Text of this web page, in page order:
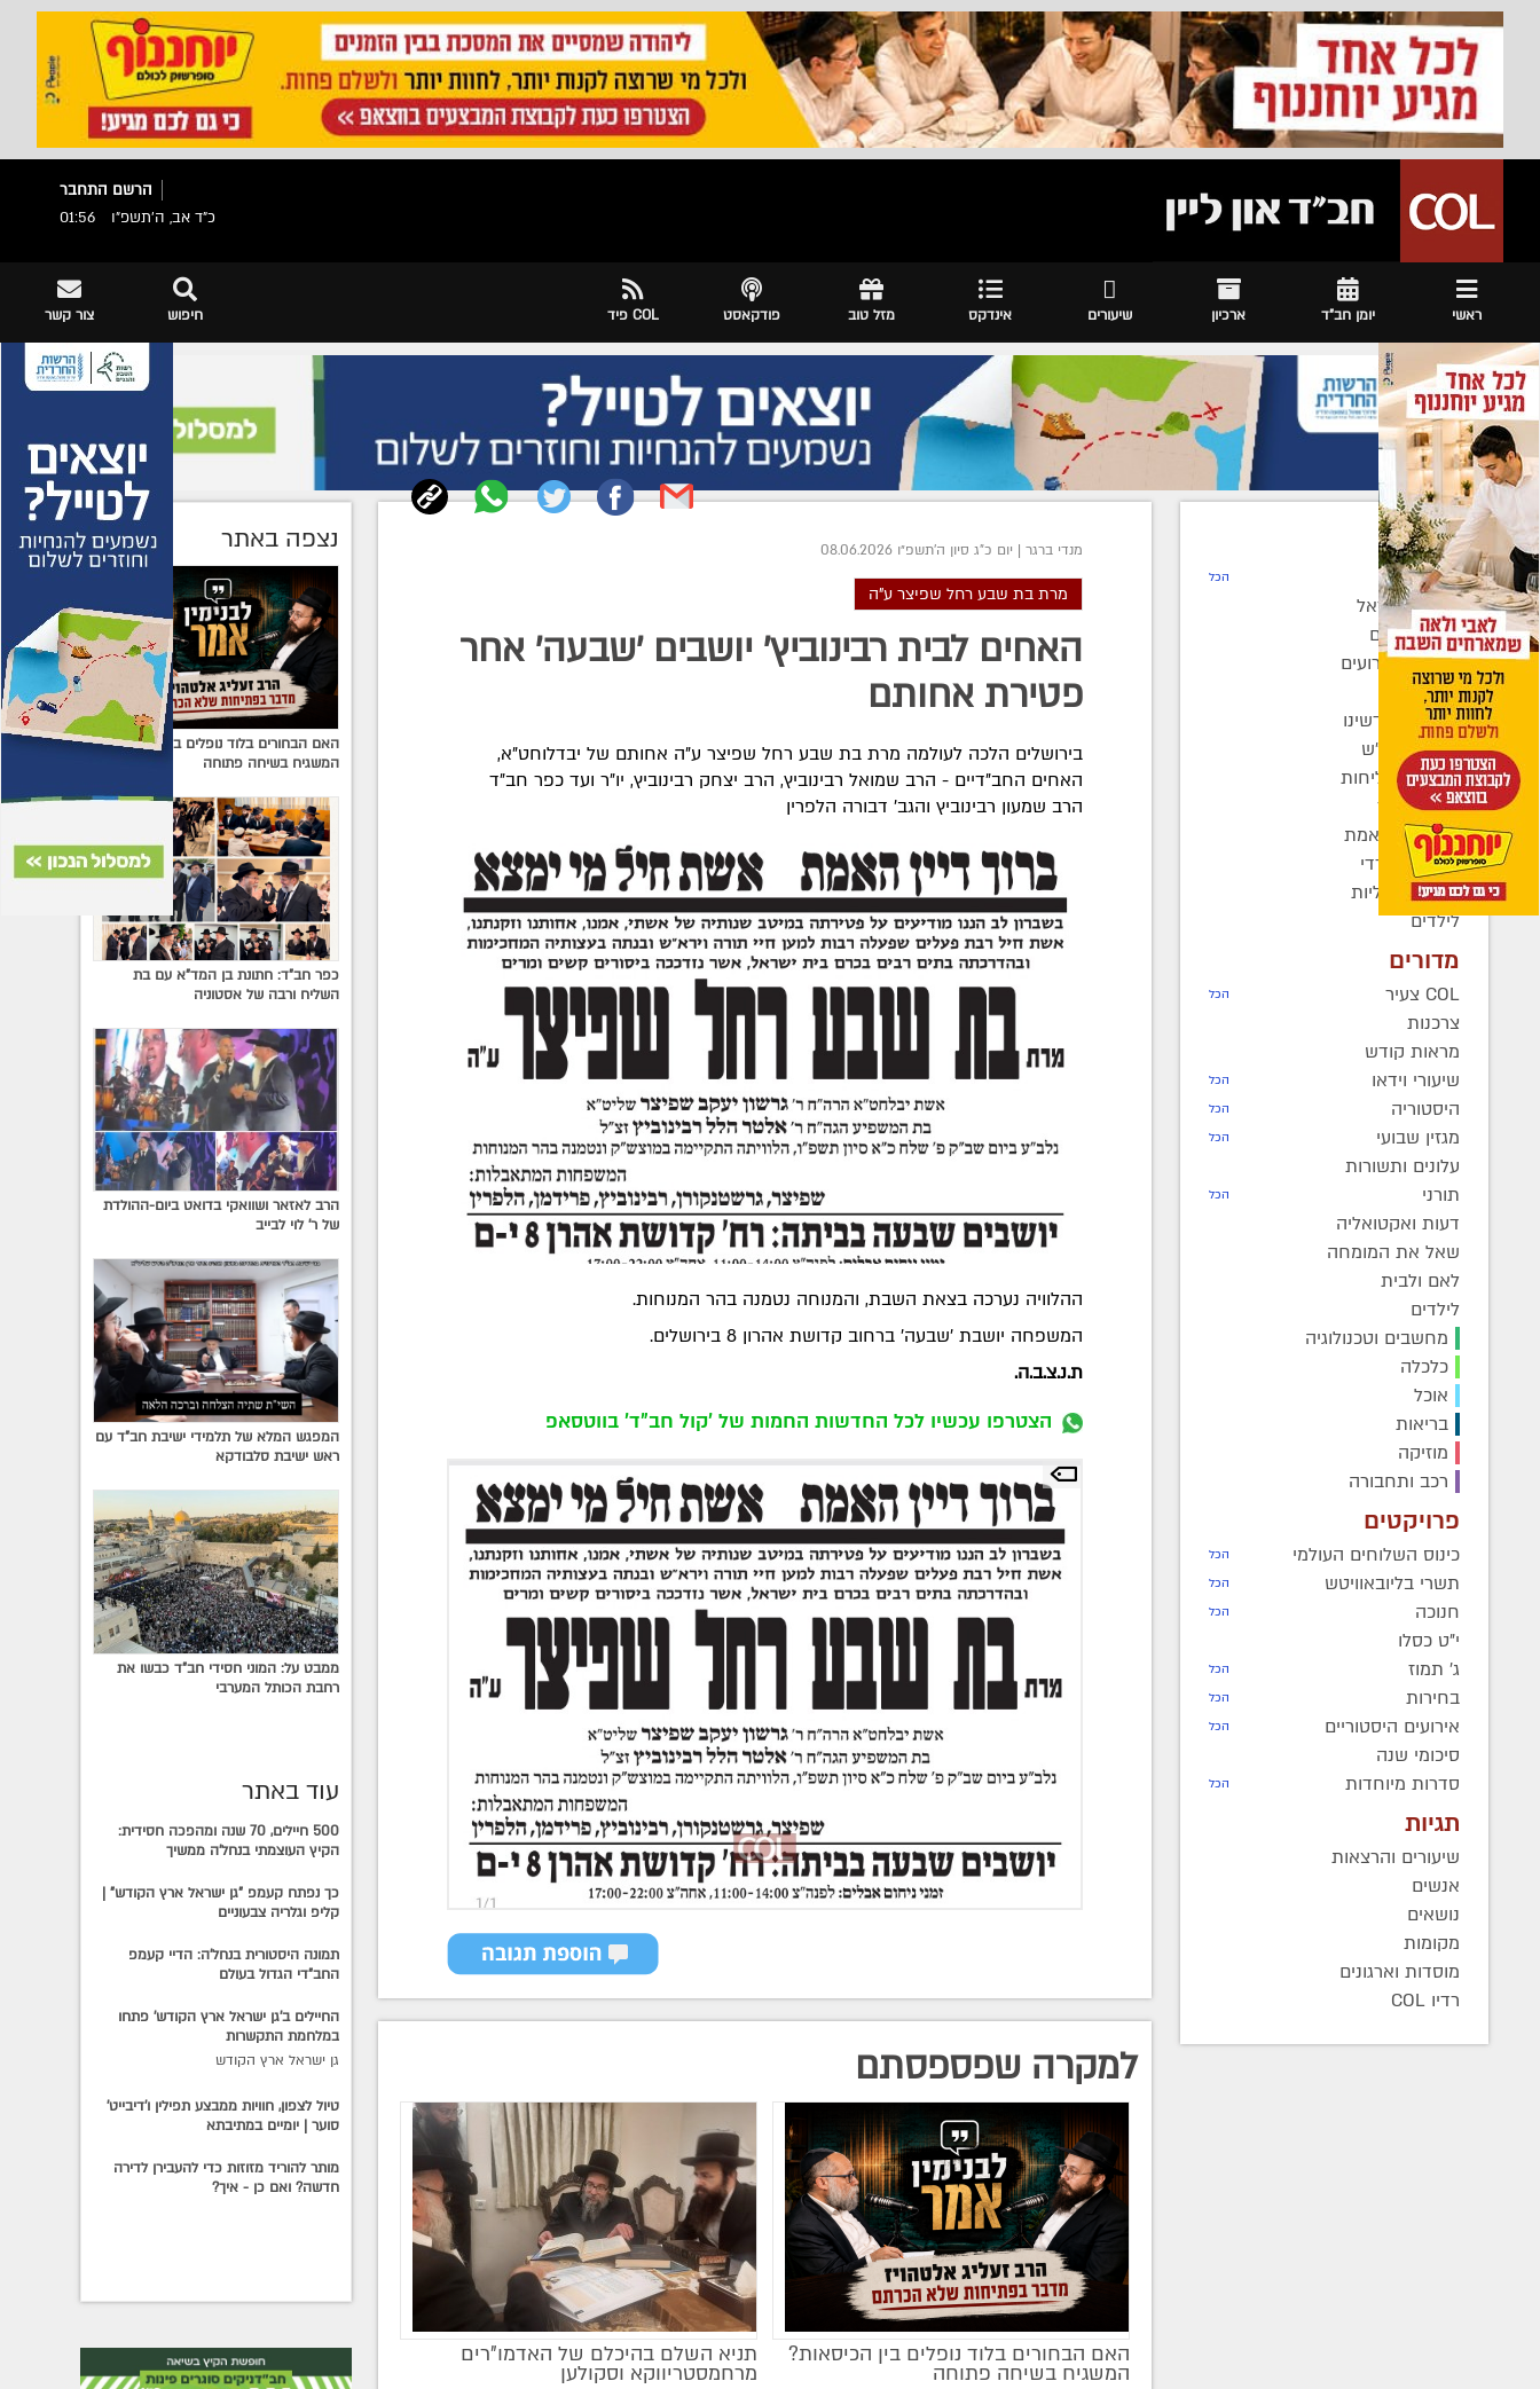
הרשם התחבר
כ"ד אב, ה׳תשפ״ו
01:56
ראשי יומן חב"ד ארכיון שיעורים אינדקס מזל טוב פודקאסט COL פיד צור קשר חיפוש
חדשות
רדיו COL הכל
חב"ד בישראל
חב"ד בעולם
כינוסים ואירועים
קהילות
בחצרות קדשינו
שמחות אנ"ש
יוצאים לשליחות
נשות חב"ד
ברוך דיין האמת
בעולם החרדי
חדשות כלליות
לילדים
מדורים
COL צעיר הכל
צרכנות
מראות קודש
שיעורי וידאו
הכל
היסטוריה הכל
מגזין שבועי הכל
עלונים ותשורות
תורני
הכל
דעות ואקטואליה
שאל את המומחה
לאם ולבית
לילדים
מחשבים וטכנולוגיה
כלכלה
אוכל
בריאות
מוזיקה
רכב ותחבורה
פרויקטים
כינוס השלוחים העולמי הכל
תשרי בליובאוויטש הכל
חנוכה הכל
י"ט כסלו
ג' תמוז
הכל
בחירות הכל
אירועים היסטוריים הכל
סיכומי שנה
סדרות מיוחדות
הכל
תגיות
שיעורים והרצאות
אנשים
נושאים
מקומות
מוסדות וארגונים
רדיו COL
מנדי ברגר | יום כ"ג סיון ה׳תשפ״ו 08.06.2026
מרת בת שבע רחל שפיצר ע"ה
האחים לבית רבינוביץ' יושבים 'שבעה' אחר
פטירת אחותם
בירושלים הלכה לעולמה מרת בת שבע רחל שפיצר ע"ה אחותם של יבדלוחט"א,
האחים החב"דיים - הרב שמואל רבינוביץ, הרב יצחק רבינוביץ, יו"ר ועד כפר חב"ד
הרב שמעון רבינוביץ והגב' דבורה הלפרין
ההלוויה נערכה בצאת השבת, והמנוחה נטמנה בהר המנוחות.
המשפחה יושבת 'שבעה' ברחוב קדושת אהרון 8 בירושלים.
ת.נ.צ.ב.ה.
הצטרפו עכשיו לכל החדשות החמות של 'קול חב"ד' בווטסאפ
למקרה שפספסתם
מקודם
האם הבחורים בלוד נופלים בין הכיסאות?
המשגיח בשיחה פתוחה
תניא השלם בהיכלם של האדמו"רים
מרחמסטריווקא וסקולען
נצפה באתר
האם הבחורים בלוד נופלים בין הכיסאות?
המשגיח בשיחה פתוחה
כפר חב"ד: חתונת בן המד"א עם בת
השליח ורבה של אסטוניה
הרב לאזאר ושוואקי בדואט ביום-ההולדת
של ר' לוי לבייב
המפגש המלא של תלמידי ישיבת חב"ד עם
ראש ישיבת סלבודקא
ממבט על: המוני חסידי חב"ד כבשו את
רחבת הכותל המערבי
עוד באתר
500 חיילים, 70 שנה ומהפכה חסידית:
הקיץ העוצמתי בנחל'ה ממשיך
כך נפתח קעמפ "גן ישראל ארץ הקודש" |
קליפ וגלריה צבעוניים
תמונה היסטורית בנחל'ה: הדיי קעמפ
החב"די הגדול בעולם
החיילים ב'גן ישראל ארץ הקודש' פתחו
במלחמת התקשרות
גן ישראל ארץ הקודש
טיול לצפון, חוויות ממבצע תפילין ו'דיבייט'
סוער | יומיים במתיבתא
מותר להוריד מזוזות כדי להעבירן לדירה
חדשה? ואם כן - איך?